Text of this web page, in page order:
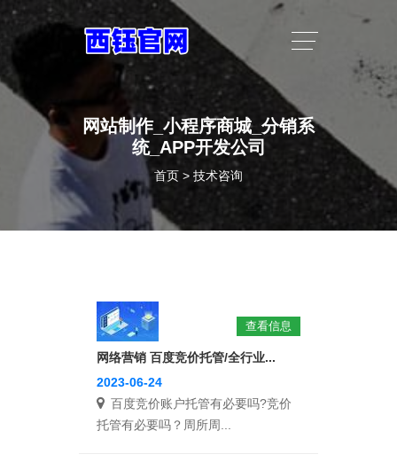
网站制作_小程序商城_分销系
统_APP开发公司
首页 > 技术咨询
查看信息
网络营销 百度竞价托管/全行业...
2023-06-24
百度竞价账户托管有必要吗?竞价
托管有必要吗？周所周...